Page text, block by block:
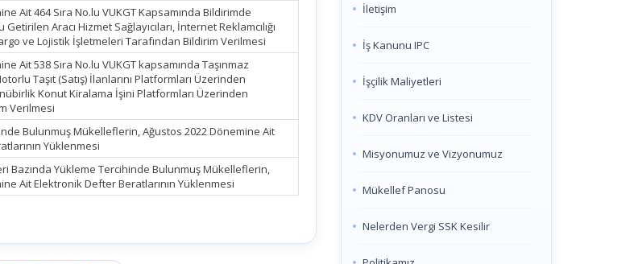
Ait 464 Sıra No.lu VUKGT Kapsamında Bildirimde
Aracı Hizmet Sağlayıcıları, İnternet Reklamcılığı
ve Lojistik İşletmeleri Tarafından Bildirim Verilmesi
Ait 538 Sıra No.lu VUKGT kapsamında Taşınmaz
Taşıt (Satış) İlanlarını Platformları Üzerinden
Konut Kiralama İşini Platformları Üzerinden
Verilmesi
Bulunmuş Mükelleflerin, Ağustos 2022 Dönemine Ait
Yüklenmesi
Bazında Yükleme Tercihinde Bulunmuş Mükelleflerin,
Ait Elektronik Defter Beratlarının Yüklenmesi
İletişim
İş Kanunu IPC
İşçilik Maliyetleri
KDV Oranları ve Listesi
Misyonumuz ve Vizyonumuz
Mükellef Panosu
Nelerden Vergi SSK Kesilir